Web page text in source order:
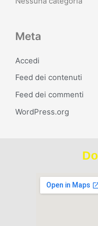
Meta
Accedi
Feed dei contenuti
Feed dei commenti
WordPress.org